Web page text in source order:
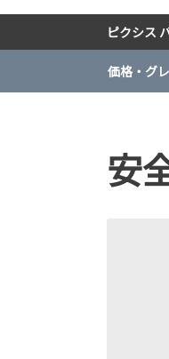
ピクシス
価格・グ
安